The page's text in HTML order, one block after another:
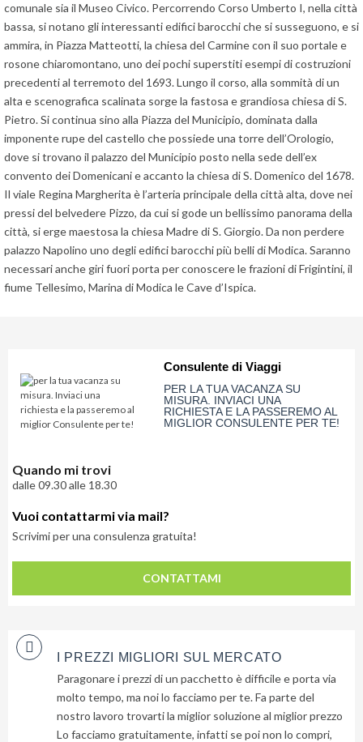
Lascia
qui
la
tua
gratuitamente
suggerimenti
nessuno
ti
mai...
privacy)
comunale sia il Museo Civico. Percorrendo Corso Umberto I, nella città
bassa, si notano gli interessanti edifici barocchi che si susseguono, e si
ammira, in Piazza Matteotti, la chiesa del Carmine con il suo portale e
rosone chiaromontano, uno dei pochi superstiti esempi di costruzioni
precedenti al terremoto del 1693. Lungo il corso, alla sommità di un
alta e scenografica scalinata sorge la fastosa e grandiosa chiesa di S.
Pietro. Si continua sino alla Piazza del Municipio, dominata dalla
imponente rupe del castello che possiede una torre dell’Orologio,
dove si trovano il palazzo del Municipio posto nella sede dell’ex
convento dei Domenicani e accanto la chiesa di S. Domenico del 1678.
Il viale Regina Margherita è l’arteria principale della città alta, dove nei
pressi del belvedere Pizzo, da cui si gode un bellissimo panorama della
città, si erge maestosa la chiesa Madre di S. Giorgio. Da non perdere
palazzo Napolino uno degli edifici barocchi più belli di Modica. Saranno
necessari anche giri fuori porta per conoscere le frazioni di Frigintini, il
fiume Tellesimo, Marina di Modica le Cave d’Ispica.
Consulente di Viaggi
PER LA TUA VACANZA SU
MISURA. INVIACI UNA
RICHIESTA E LA PASSEREMO AL
MIGLIOR CONSULENTE PER TE!
Quando mi trovi
dalle 09.30 alle 18.30
Vuoi contattarmi via mail?
Scrivimi per una consulenza gratuita!
CONTATTAMI
I PREZZI MIGLIORI SUL MERCATO
Paragonare i prezzi di un pacchetto è difficile e porta via
molto tempo, ma noi lo facciamo per te. Fa parte del
nostro lavoro trovarti la miglior soluzione al miglior prezzo
Lo facciamo gratuitamente, infatti se poi non lo compri,